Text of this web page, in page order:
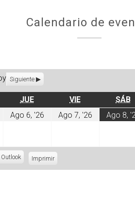
Calendario de
Siguiente
JUEJUEVES VIEVIERNES SÁB
agosto
Ago 6, '26
agosto
Ago 7, '26
agosto
Ago 8,
Subscribe
Outlook ImprimirVistas